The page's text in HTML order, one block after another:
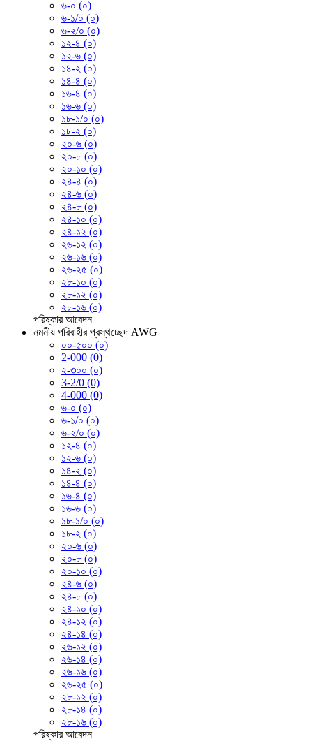
৬-০ (০)
৬-১/০ (০)
৬-২/০ (০)
১২-৪ (০)
১২-৬ (০)
১৪-২ (০)
১৪-৪ (০)
১৬-৪ (০)
১৬-৬ (০)
১৮-১/০ (০)
১৮-২ (০)
২০-৬ (০)
২০-৮ (০)
২০-১০ (০)
২৪-৪ (০)
২৪-৬ (০)
২৪-৮ (০)
২৪-১০ (০)
২৪-১২ (০)
২৬-১২ (০)
২৬-১৬ (০)
২৬-২৫ (০)
২৮-১০ (০)
২৮-১২ (০)
২৮-১৬ (০)
পরিষ্কার আবেদন
নমনীয় পরিবাহীর প্রস্থচ্ছেদ AWG
০০-৫০০ (০)
2-000 (0)
২-৩০০ (০)
3-2/0 (0)
4-000 (0)
৬-০ (০)
৬-১/০ (০)
৬-২/০ (০)
১২-৪ (০)
১২-৬ (০)
১৪-২ (০)
১৪-৪ (০)
১৬-৪ (০)
১৬-৬ (০)
১৮-১/০ (০)
১৮-২ (০)
২০-৬ (০)
২০-৮ (০)
২০-১০ (০)
২৪-৬ (০)
২৪-৮ (০)
২৪-১০ (০)
২৪-১২ (০)
২৪-১৪ (০)
২৬-১২ (০)
২৬-১৪ (০)
২৬-১৬ (০)
২৬-২৫ (০)
২৮-১২ (০)
২৮-১৪ (০)
২৮-১৬ (০)
পরিষ্কার আবেদন